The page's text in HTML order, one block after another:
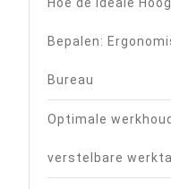
Hoe de Ideale
Bepalen:
Bureau
Optimale
verstelbare